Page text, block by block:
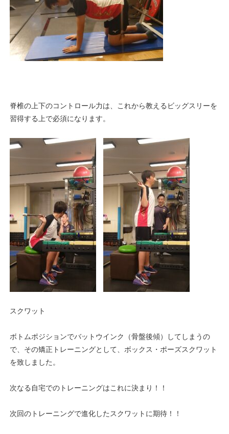
脊椎の上下のコントロール力は、これから教えるビッグスリーを
習得する上で必須になります。
スクワット
ボトムポジションでバットウインク（骨盤後傾）してしまうの
で、その矯正トレーニングとして、ボックス・ポーズスクワット
を致しました。
次なる自宅でのトレーニングはこれに決まり！！
次回のトレーニングで進化したスクワットに期待！！